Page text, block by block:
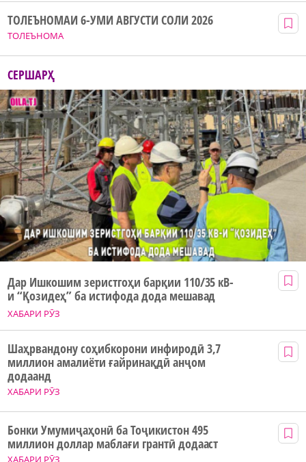
ТОЛЕЪНОМА
ТОЛЕЪНОМАИ 6-УМИ АВГУСТИ СОЛИ 2026
СЕРШАРҲ
ХАБАРИ РӮЗ
Дар Ишкошим зеристгоҳи барқии 110/35 кВ-
и “Қозидеҳ” ба истифода дода мешавад
ХАБАРИ РӮЗ
Шаҳрвандону соҳибкорони инфиродӣ 3,7
миллион амалиёти ғайринақдӣ анҷом
додаанд
ХАБАРИ РӮЗ
Бонки Умумиҷаҳонӣ ба Тоҷикистон 495
миллион доллар маблағи грантӣ додааст